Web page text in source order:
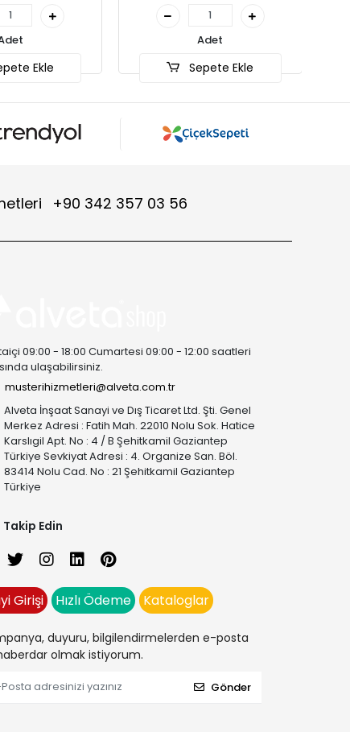
Sepete Ekle
+90 342 357 03 56
09:00 - 18:00 Cumartesi 09:00 - 12:00 saatleri
ulaşabilirsiniz.
musterihizmetleri@alveta.com.tr
Alveta İnşaat Sanayi ve Dış Ticaret Ltd. Şti. Genel
Merkez Adresi : Fatih Mah. 22010 Nolu Sok. Hatice
Karslıgil Apt. No : 4 / B Şehitkamil Gaziantep
Türkiye Sevkiyat Adresi : 4. Organize San. Böl.
83414 Nolu Cad. No : 21 Şehitkamil Gaziantep
Türkiye
Takip Edin
Girişi Hızlı Ödeme Kataloglar
duyuru, bilgilendirmelerden e-posta
olmak istiyorum.
Gönder